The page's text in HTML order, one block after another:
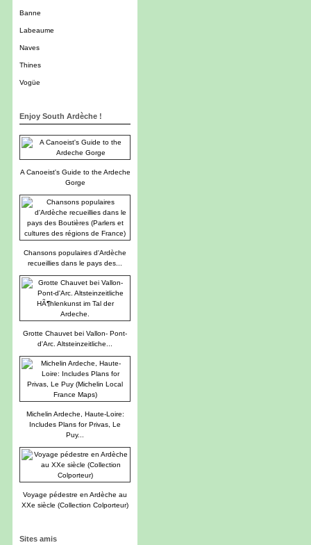
Banne
Labeaume
Naves
Thines
Vogüe
Enjoy South Ardèche !
A Canoeist's Guide to the Ardeche
Gorge
Chansons populaires d'Ardèche
recueillies dans le pays des...
Grotte Chauvet bei Vallon- Pont-
d'Arc. Altsteinzeitliche...
Michelin Ardeche, Haute-Loire:
Includes Plans for Privas, Le
Puy...
Voyage pédestre en Ardèche au
XXe siècle (Collection Colporteur)
Sites amis